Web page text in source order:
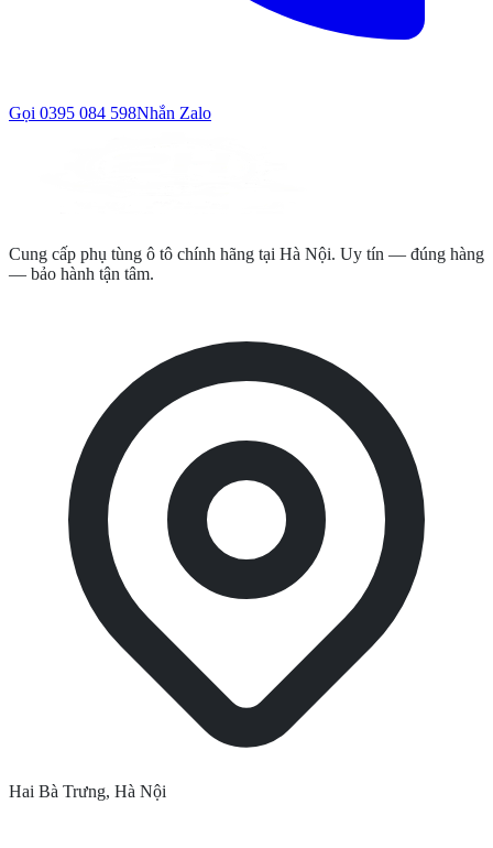
Gọi 0395 084 598Nhắn Zalo
Cung cấp phụ tùng ô tô chính hãng tại Hà Nội. Uy tín — đúng hàng
— bảo hành tận tâm.
Hai Bà Trưng, Hà Nội